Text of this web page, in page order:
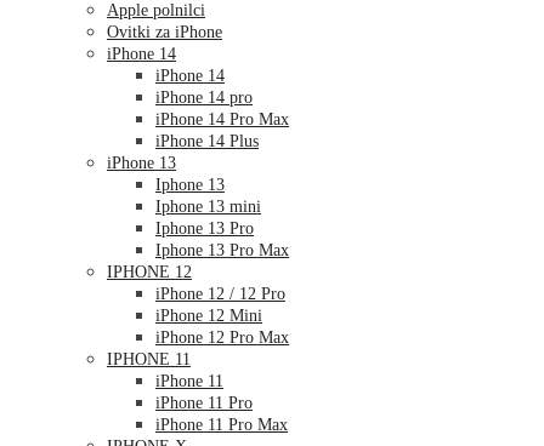
Apple polnilci
Ovitki za iPhone
iPhone 14
iPhone 14
iPhone 14 pro
iPhone 14 Pro Max
iPhone 14 Plus
iPhone 13
Iphone 13
Iphone 13 mini
Iphone 13 Pro
Iphone 13 Pro Max
IPHONE 12
iPhone 12 / 12 Pro
iPhone 12 Mini
iPhone 12 Pro Max
IPHONE 11
iPhone 11
iPhone 11 Pro
iPhone 11 Pro Max